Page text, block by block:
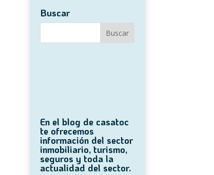
Buscar
En el blog de casatoc
te ofrecemos
información del sector
inmobiliario, turismo,
seguros y toda la
actualidad del sector.